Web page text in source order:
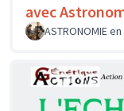
avec
ASTRONOMIE